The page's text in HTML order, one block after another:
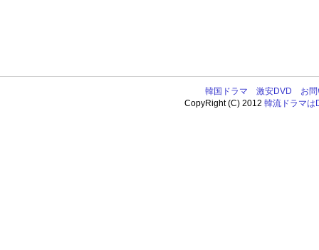
韓国ドラマ 激安DVD
お
CopyRight (C) 2012韓流ドラマは